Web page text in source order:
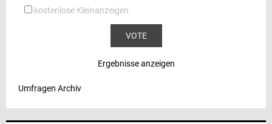
kostenlose Kleinanzeigen
Ergebnisse anzeigen
Umfragen Archiv